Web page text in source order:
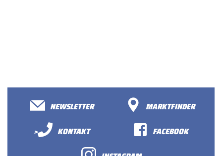
NEWSLETTER
MARKTFINDER
>
KONTAKT
FACEBOOK